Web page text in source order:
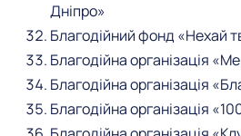
Дніпро»
Благодійний фонд «Нехай
Благодійна організація
Благодійна організація
Благодійна організація